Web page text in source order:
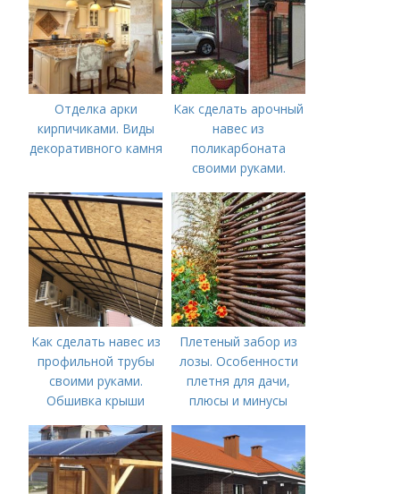
Отделка арки
кирпичиками. Виды
декоративного камня
Как сделать арочный
навес из
поликарбоната
своими руками.
Как сделать навес из
профильной трубы
своими руками.
Обшивка крыши
Плетеный забор из
лозы. Особенности
плетня для дачи,
плюсы и минусы